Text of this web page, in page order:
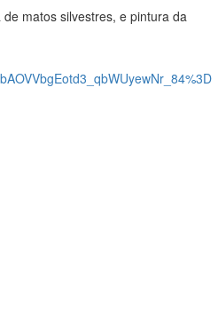
matos silvestres, e pintura da